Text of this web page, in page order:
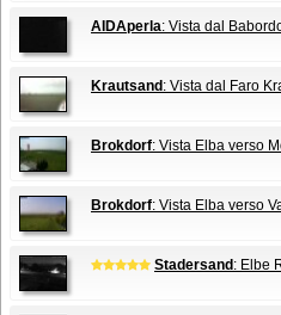
AIDAperla: Vista dal
Krautsand : Vista dal Faro
Brokdorf: Vista Elba verso
Brokdorf: Vista Elba verso
Stadersand : Elbe